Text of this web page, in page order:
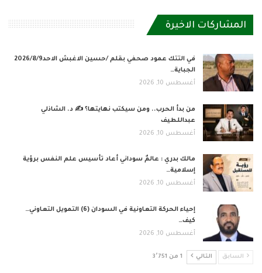
المشاركات الاخيرة
في التتك عمود صحفي بقلم /حسين الاغبش الاحد2026/8/9
الجباية…
أغسطس 10, 2026
من بدأ الحرب.. ومن سيكتب نهايتها؟ ✍️ د. الشاذلي
عبداللطيف
أغسطس 10, 2026
مالك بدري : عالمٌ سوداني أعاد تأسيس علم النفس برؤية
إسلامية…
أغسطس 10, 2026
إحياء الحركة التعاونية في السودان (6) التمويل التعاوني…
كيف…
أغسطس 10, 2026
السابق التالي 1 من 3٬751